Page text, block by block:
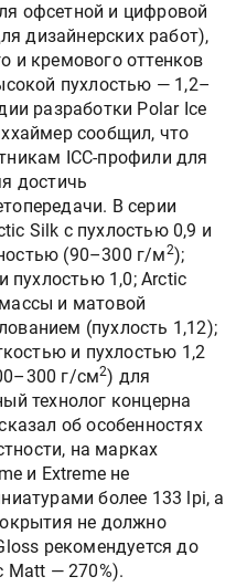
офсетной и цифровой
дизайнерских работ),
и кремового оттенков
пухлостью — 1,2–
разработки Polar Ice
сообщил, что
ICC-профили для
достичь
В серии
Silk с пухлостью 0,9 и
(90–300 г/м2);
пухлостью 1,0; Arctic
и матовой
(пухлость 1,12);
и пухлостью 1,2
г/см2) для
технолог концерна
об особенностях
на марках
и Extreme не
более 133 lpi, а
не должно
рекомендуется до
Matt — 270%).